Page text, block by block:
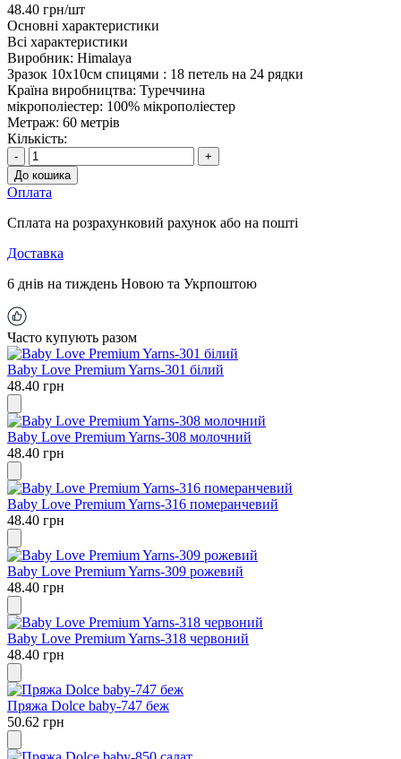
48.40 грн/шт
Основні характеристики
Всі характеристики
Виробник: Himalaya
Зразок 10х10см спицями : 18 петель на 24 рядки
Країна виробництва: Туреччина
мікрополіестер: 100% мікрополіестер
Метраж: 60 метрів
Кількість:
-
+
До кошика
Оплата
Сплата на розрахунковий рахунок або на пошті
Доставка
6 днів на тиждень Новою та Укрпоштою
Часто купують разом
Baby Love Premium Yarns-301 білий
48.40 грн
Baby Love Premium Yarns-308 молочний
48.40 грн
Baby Love Premium Yarns-316 померанчевий
48.40 грн
Baby Love Premium Yarns-309 рожевий
48.40 грн
Baby Love Premium Yarns-318 червоний
48.40 грн
Пряжа Dolce baby-747 беж
50.62 грн